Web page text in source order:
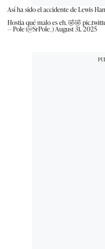
Así ha sido el accidente de Lewis
Hostia qué malo es eh. 🤣🤣
— Pole (@SrPole_)August 31, 2025